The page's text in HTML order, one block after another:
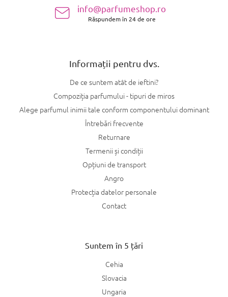
info@parfumeshop.ro
Răspundem în 24 de ore
Informații pentru dvs.
De ce suntem atât de ieftini?
Compoziția parfumului - tipuri de miros
Alege parfumul inimii tale conform componentului dominant
Întrebări frecvente
Returnare
Termenii și condiții
Opțiuni de transport
Angro
Protecția datelor personale
Contact
Suntem în 5 țări
Cehia
Slovacia
Ungaria